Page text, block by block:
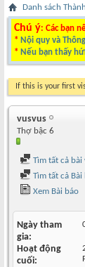
Danh sách
Chú ý: Các bạn
* Nội quy và
* Nếu bạn thấy
If this is your first
vusvus
Thợ bậc 6
Tìm tất cả bài
Tìm tất cả Bài
Xem Bài báo
Ngày tham
gia
Hoạt động
cuối